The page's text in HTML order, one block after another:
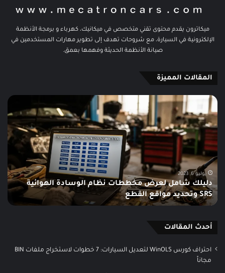
ميكاترون يقدم محتوى تقني متخصص في ميكانيك، كهرباء و برمجة الأنظمة
الإلكترونية في السيارة، مع شروحات تهدف إلى تطوير مهارات المستخدمين في
صيانة الأنظمة الحديثة وفهمها بعمق.
المقالات المميزة
دليلك
شامل
لعرض
مخططات
نظام
الوسادة
الهوائية
SRS
وتحديد
مواقع
القطع
يوليو 6, 2023
دليلك شامل لعرض مخططات نظام الوسادة الهوائية
SRS وتحديد مواقع القطع
أحدث المقالات
احتراف كورس WinOLS لتعديل السيارات: 7 خطوات لاستخراج ملفات BIN
مجاناً